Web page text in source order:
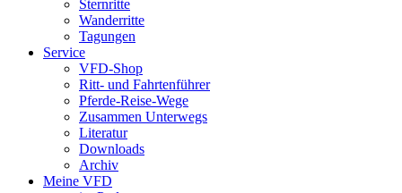
Sternritte
Wanderritte
Tagungen
Service
VFD-Shop
Ritt- und Fahrtenführer
Pferde-Reise-Wege
Zusammen Unterwegs
Literatur
Downloads
Archiv
Meine VFD